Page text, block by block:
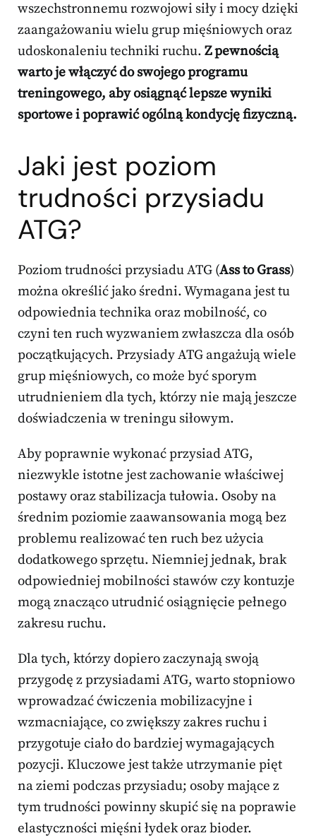
wszechstronnemu rozwojowi siły i mocy dzięki
zaangażowaniu wielu grup mięśniowych oraz
udoskonaleniu techniki ruchu. Z pewnością
warto je włączyć do swojego programu
treningowego, aby osiągnąć lepsze wyniki
sportowe i poprawić ogólną kondycję fizyczną.
Jaki jest poziom
trudności przysiadu
ATG?
Poziom trudności przysiadu ATG (Ass to Grass)
można określić jako średni. Wymagana jest tu
odpowiednia technika oraz mobilność, co
czyni ten ruch wyzwaniem zwłaszcza dla osób
początkujących. Przysiady ATG angażują wiele
grup mięśniowych, co może być sporym
utrudnieniem dla tych, którzy nie mają jeszcze
doświadczenia w treningu siłowym.
Aby poprawnie wykonać przysiad ATG,
niezwykle istotne jest zachowanie właściwej
postawy oraz stabilizacja tułowia. Osoby na
średnim poziomie zaawansowania mogą bez
problemu realizować ten ruch bez użycia
dodatkowego sprzętu. Niemniej jednak, brak
odpowiedniej mobilności stawów czy kontuzje
mogą znacząco utrudnić osiągnięcie pełnego
zakresu ruchu.
Dla tych, którzy dopiero zaczynają swoją
przygodę z przysiadami ATG, warto stopniowo
wprowadzać ćwiczenia mobilizacyjne i
wzmacniające, co zwiększy zakres ruchu i
przygotuje ciało do bardziej wymagających
pozycji. Kluczowe jest także utrzymanie pięt
na ziemi podczas przysiadu; osoby mające z
tym trudności powinny skupić się na poprawie
elastyczności mięśni łydek oraz bioder.